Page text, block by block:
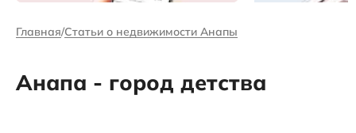
Главная Статьи о недвижимости Анапы
Анапа - город детства